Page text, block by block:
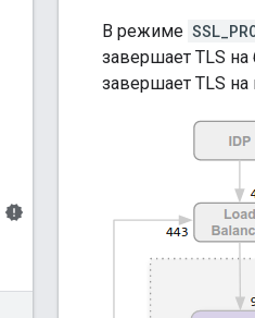
В режиме
завершает TLS
завершает TLS на